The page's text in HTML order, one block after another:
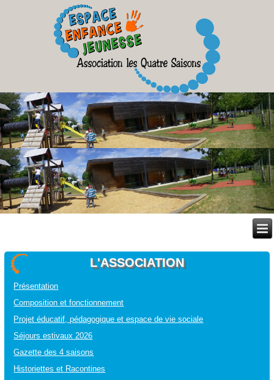
L'ASSOCIATION
Présentation
Composition et fonctionnement
Projet éducatif, pédagogique et espace de vie sociale
Séjours estivaux 2026
Gazette des 4 saisons
Historiettes et Racontines